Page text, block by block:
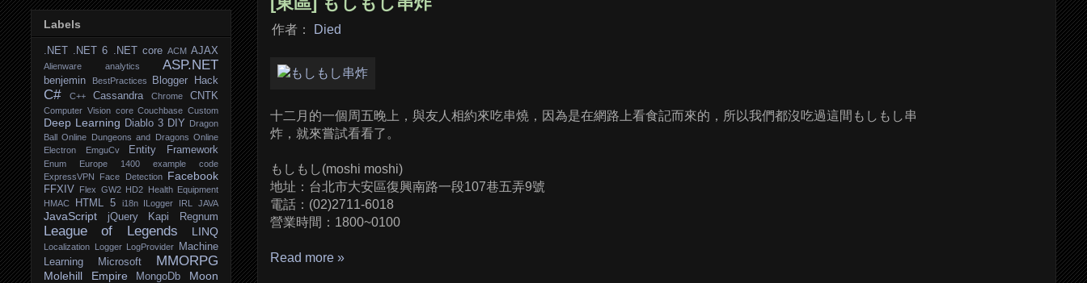
作者： Died
十二月的一個周五晚上，與友人相約來吃串燒，因為是在網路上看食記而來的，所以我們都沒吃過這間もしもし串
炸，就來嘗試看看了。
もしもし(moshi moshi)
地址：台北市大安區復興南路一段107巷五弄9號
電話：(02)2711-6018
營業時間：1800~0100
Read more »
Labels
.NET .NET 6 .NET core ACM AJAX
Alienware analytics ASP.NET
benjemin BestPractices Blogger Hack
C# C++ Cassandra Chrome CNTK
Computer Vision core Couchbase Custom
Deep Learning Diablo 3 DIY Dragon
Ball Online Dungeons and Dragons Online
Electron
EmguCv Entity Framework
Enum Europe 1400
example code
ExpressVPN
Face Detection Facebook
FFXIV Flex GW2 HD2 Health Equipment
HMAC
HTML 5 i18n ILogger IRL JAVA
JavaScript jQuery Kapi Regnum
League of Legends LINQ
Localization Logger LogProvider
Machine
Learning
Microsoft MMORPG
Molehill Empire MongoDb Moon